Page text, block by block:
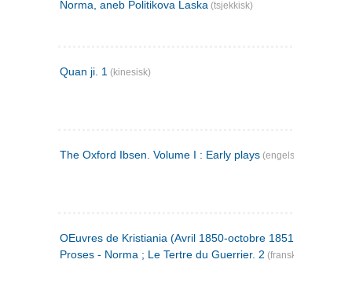
Norma, aneb Politikova Laska (tsjekkisk)
Quan ji. 1 (kinesisk)
The Oxford Ibsen. Volume I : Early plays (engelsk)
OEuvres de Kristiania (Avril 1850-octobre 1851) : Poèmes
Proses - Norma ; Le Tertre du Guerrier. 2 (fransk)